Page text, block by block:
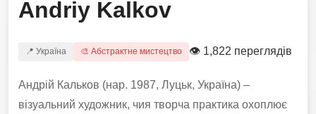
Andriy Kalkov
📍 Україна 🎨 Абстрактне мистецтво 👁 1,822 переглядів
Андрій Кальков (нар. 1987, Луцьк, Україна) –
візуальний художник, чия творча практика охоплює